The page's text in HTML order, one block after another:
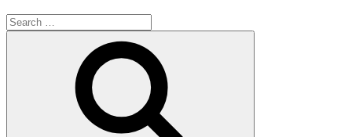
Search
for: